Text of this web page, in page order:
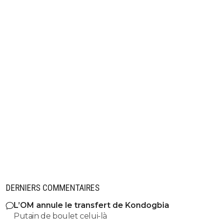
DERNIERS COMMENTAIRES
L’OM annule le transfert de Kondogbia
Putain de boulet celui-là